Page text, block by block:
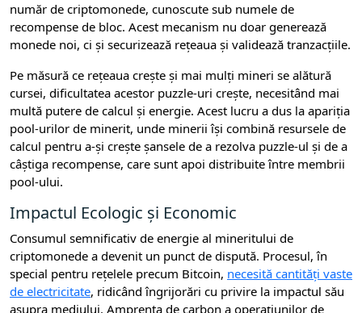
număr de criptomonede, cunoscute sub numele de
recompense de bloc. Acest mecanism nu doar generează
monede noi, ci și securizează rețeaua și validează tranzacțiile.
Pe măsură ce rețeaua crește și mai mulți mineri se alătură
cursei, dificultatea acestor puzzle-uri crește, necesitând mai
multă putere de calcul și energie. Acest lucru a dus la apariția
pool-urilor de minerit, unde minerii își combină resursele de
calcul pentru a-și crește șansele de a rezolva puzzle-ul și de a
câștiga recompense, care sunt apoi distribuite între membrii
pool-ului.
Impactul Ecologic și Economic
Consumul semnificativ de energie al mineritului de
criptomonede a devenit un punct de dispută. Procesul, în
special pentru rețelele precum Bitcoin, necesită cantități vaste
de electricitate, ridicând îngrijorări cu privire la impactul său
asupra mediului. Amprenta de carbon a operațiunilor de